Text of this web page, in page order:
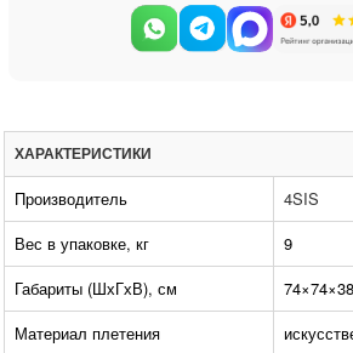
ХАРАКТЕРИСТИКИ
Производитель
4SIS
Вес в упаковке, кг
9
Габариты (ШхГхВ), см
74×74×38
Материал плетения